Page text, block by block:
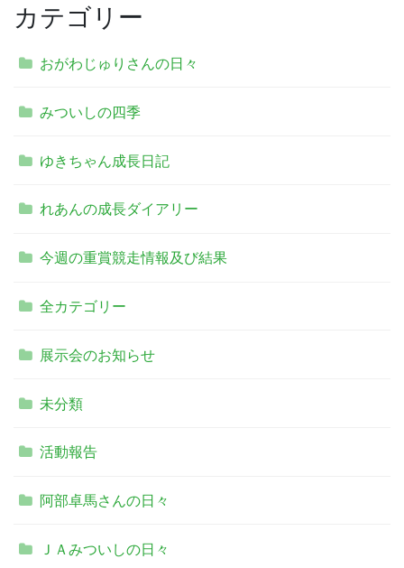
カテゴリー
おがわじゅりさんの日々
みついしの四季
ゆきちゃん成長日記
れあんの成長ダイアリー
今週の重賞競走情報及び結果
全カテゴリー
展示会のお知らせ
未分類
活動報告
阿部卓馬さんの日々
ＪＡみついしの日々